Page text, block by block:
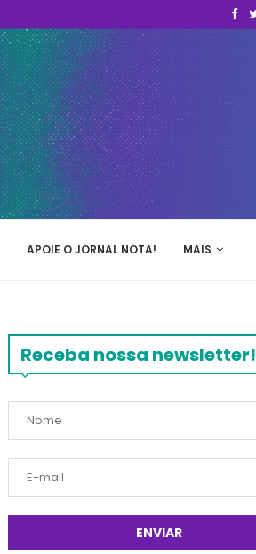
APOIE O JORNAL NOTA! MAIS
Receba nossa newsletter!